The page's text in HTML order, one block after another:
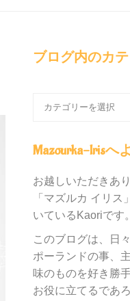
ブログ内のカ
内
の
テ
ゴ
リ
別
検
索
Mazourka-Irisへ
お越しいただきあ
「マズルカ イリ
いているKaoriです。
このブログは、日
ポーランドの事、
味のものを好き勝
お役に立てるであ